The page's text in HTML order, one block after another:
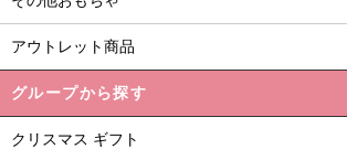
アウトレット商品
グループから探す
クリスマス ギフト